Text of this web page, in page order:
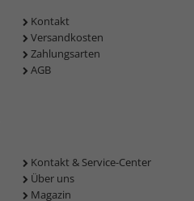
Kontakt
Versandkosten
Zahlungsarten
AGB
Kontakt & Service-Center
Über uns
Magazin